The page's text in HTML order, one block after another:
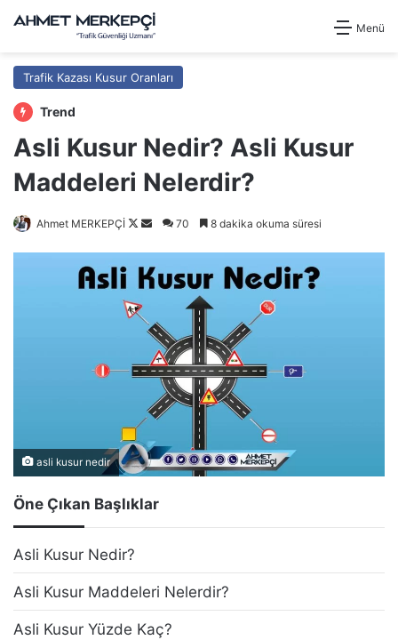
Menü
Trafik Kazası Kusur Oranları
Trend
Asli Kusur Nedir? Asli Kusur
Maddeleri Nelerdir?
Ahmet MERKEPÇİ
Follow
X
Bir
posta
göndermek
70 8 dakika okuma süresi
asli kusur nedir
Öne Çıkan Başlıklar
Asli Kusur Nedir?
Asli Kusur Maddeleri Nelerdir?
Asli Kusur Yüzde Kaç?